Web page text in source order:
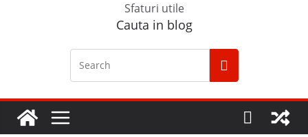
Sfaturi utile
Cauta in blog